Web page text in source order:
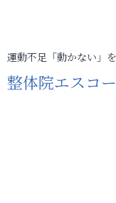
運動不足「動かない」
整体院エスコ